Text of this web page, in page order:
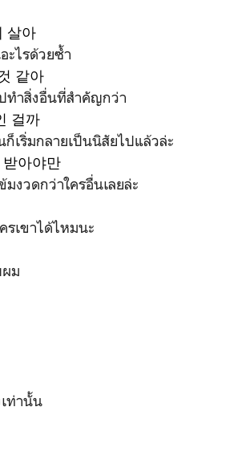
살아
ะไรด้วยซ้ำ
같아
ทำสิ่งอื่นที่สำคัญกว่า
걸까
เริ่มกลายเป็นนิสัยไปแล้วล่ะ
아야만
งวดกว่าใครอื่นเลยล่ะ
รเขาได้ไหมนะ
ม
ท่านั้น